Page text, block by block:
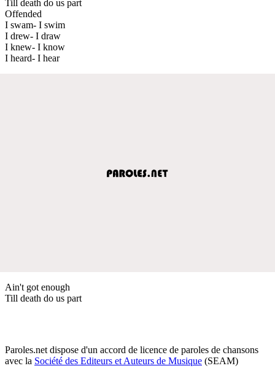
Till death do us part
Offended
I swam- I swim
I drew- I draw
I knew- I know
I heard- I hear
Ain't got enough
Till death do us part
Paroles.net dispose d'un accord de licence de paroles de chansons
avec la Société des Editeurs et Auteurs de Musique (SEAM)